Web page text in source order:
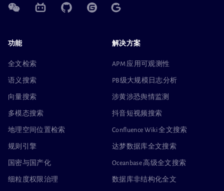
功能
全文检索
语义搜索
向量搜索
多模态搜索
地理空间位置检索
规则引擎
国密与国产化
细粒度权限治理
解决方案
APM 应用可观测性
PB级大规模日志分析
涉黄涉恐舆情监测
抖音短视频搜索
Confluence Wiki 全文搜索
达梦数据库全文搜索
Oceanbase 高级全文搜索
数据库非结构化全文